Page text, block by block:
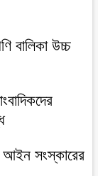
বালিকা উচ্চ
আইন সংস্কারের